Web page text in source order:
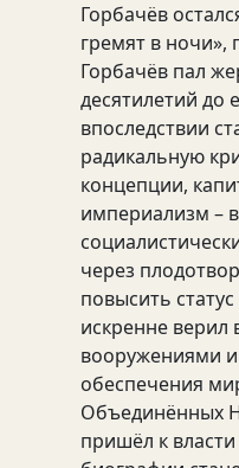
Горбачёв
гремят в
Горбачёв пал
десятилетий до
впоследствии
радикальную
концепции,
империализм –
через
повысить
искренне верил
вооружениями и
обеспечения
Объединённых
пришёл к